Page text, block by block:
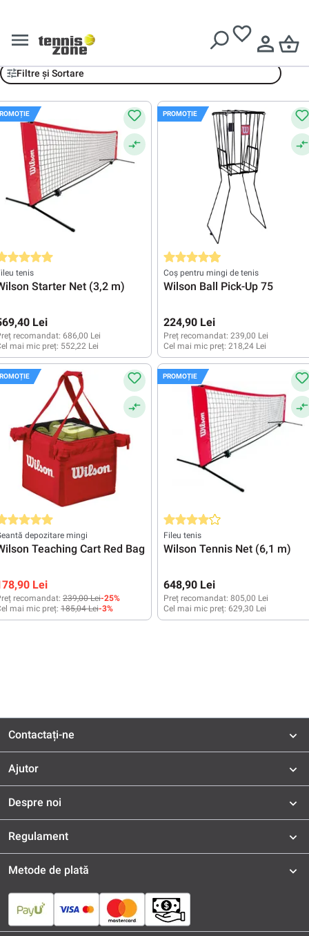
TEAM
Filtre și Sortare
medie de 5 din 5 stele
tenis
Starter Net (3,2 m)
Lei
recomandat: 686,00 Lei
mai mic preț: 552,22 Lei
PROMOȚIE
Evaluarea medie de 4.9 din 5 stele
Coș pentru mingi de tenis
Wilson Ball Pick-Up 75
224,90 Lei
Preț recomandat: 239,00 Lei
Cel mai mic preț: 218,24 Lei
medie de 5 din 5 stele
depozitare mingi
Teaching Cart Red Bag
Lei
recomandat: 239,00 Lei-25%
mai mic preț: 185,04 Lei-3%
PROMOȚIE
Evaluarea medie de 4 din 5 stele
Fileu tenis
Wilson Tennis Net (6,1 m)
648,90 Lei
Preț recomandat: 805,00 Lei
Cel mai mic preț: 629,30 Lei
Contactați-ne
Ajutor
Despre noi
Regulament
Metode de plată